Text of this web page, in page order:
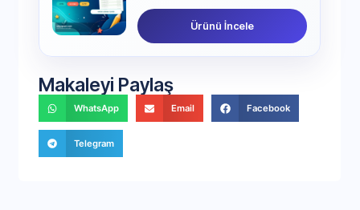
Ürünü İncele
Makaleyi Paylaş
WhatsApp Email Facebook
Telegram